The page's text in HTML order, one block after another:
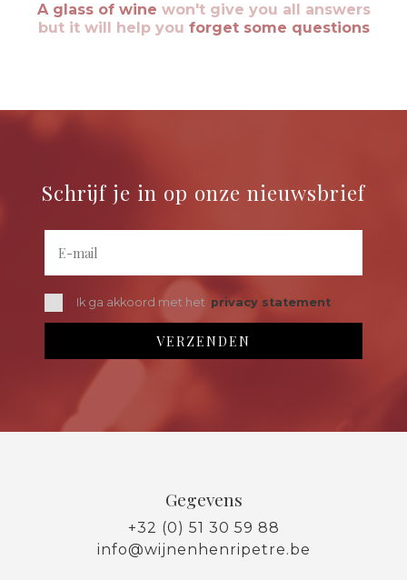
A glass of wine won't give you all answers
but it will help you forget some questions
Schrijf je in op onze nieuwsbrief
Ik ga akkoord met het privacy statement
Gegevens
+32 (0) 51 30 59 88
info@wijnenhenripetre.be